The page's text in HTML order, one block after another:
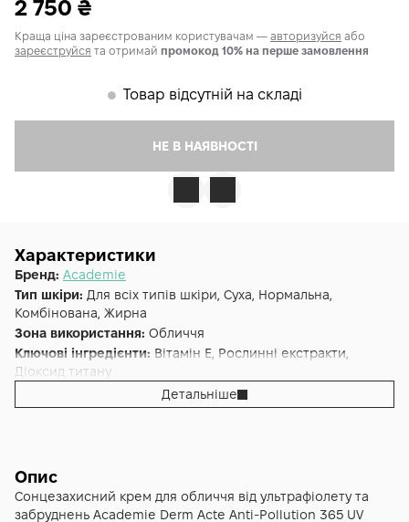
2 750 ₴
Краща ціна зареєстрованим користувачам — авторизуйся або
зареєструйся та отримай промокод 10% на перше замовлення
𒊹 Товар відсутній на складі
НЕ В НАЯВНОСТІ
Характеристики
Бренд: Academie
Тип шкіри: Для всіх типів шкіри, Суха, Нормальна,
Комбінована, Жирна
Зона використання: Обличчя
Ключові інгредієнти: Вітамін E, Рослинні екстракти,
Діоксид титану
Захист від сонця,Зволоження
Додаткові властивості:Cruelty-free
Лінійка:
Альтернативна назва:Захисний крем 365 СПФ 50
Acadèmie Derm Acte UV Écran 365 Jours FPS 50 -
Детальніше
Опис
Сонцезахисний крем для обличчя від ультрафіолету та
забруднень Academie Derm Acte Anti-Pollution 365 UV